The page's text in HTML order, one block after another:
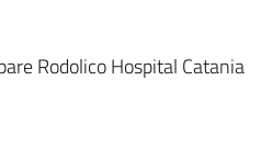
Rodolico Hospital Catania